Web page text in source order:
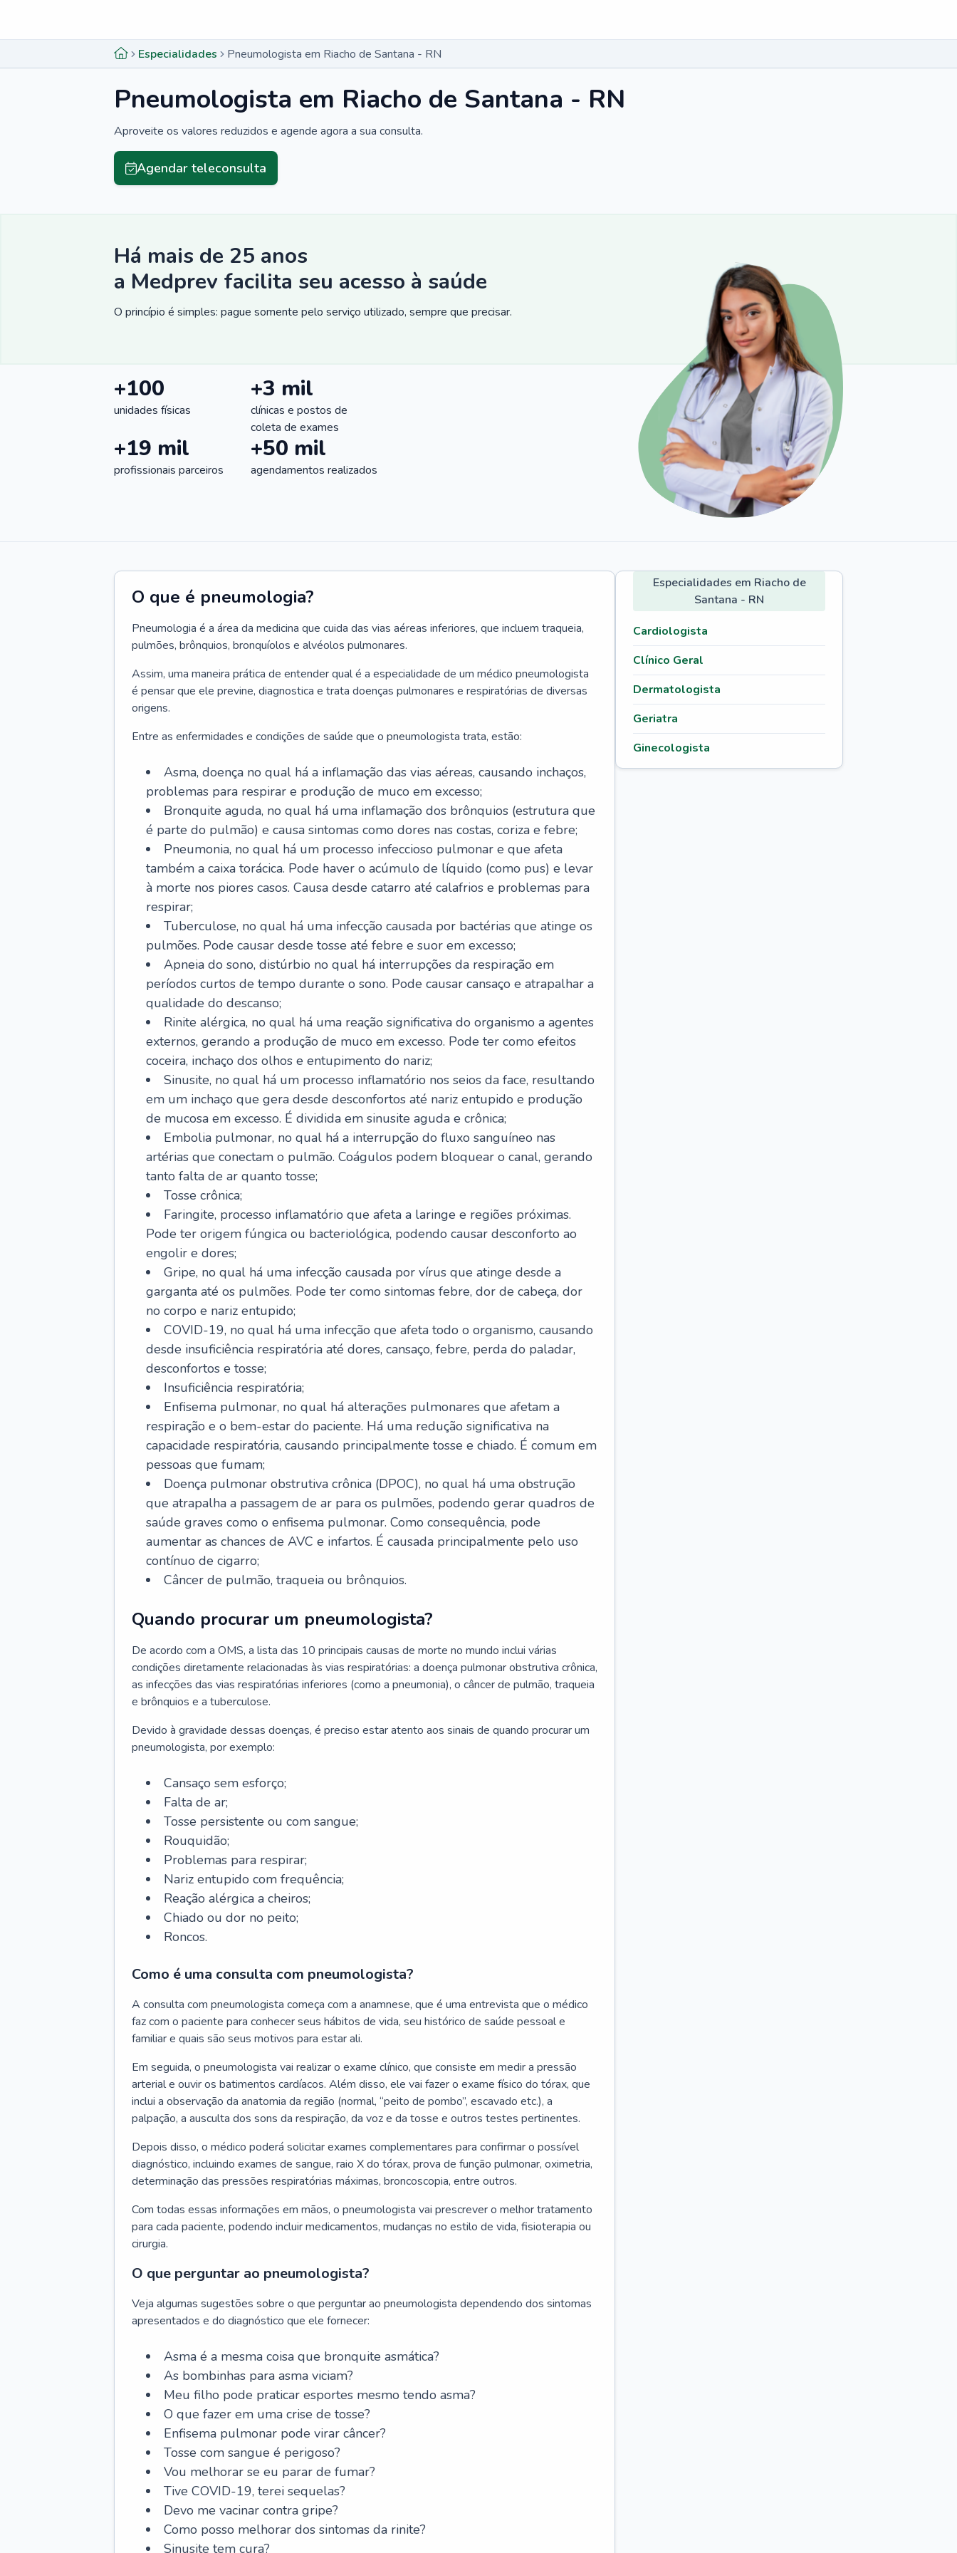
Especialidades Pneumologista em Riacho de Santana - RN
Pneumologista em Riacho de Santana - RN
Aproveite os valores reduzidos e agende agora a sua consulta.
Agendar teleconsulta
Há mais de 25 anos
a Medprev facilita seu acesso à saúde
O princípio é simples: pague somente pelo serviço utilizado, sempre que precisar.
+100
unidades físicas
+3 mil
clínicas e postos de
coleta de exames
+19 mil
profissionais parceiros
+50 mil
agendamentos realizados
O que é pneumologia?
Pneumologia é a área da medicina que cuida das vias aéreas inferiores, que incluem traqueia,
pulmões, brônquios, bronquíolos e alvéolos pulmonares.
Assim, uma maneira prática de entender qual é a especialidade de um médico pneumologista
é pensar que ele previne, diagnostica e trata doenças pulmonares e respiratórias de diversas
origens.
Entre as enfermidades e condições de saúde que o pneumologista trata, estão:
Asma, doença no qual há a inflamação das vias aéreas, causando inchaços,
problemas para respirar e produção de muco em excesso;
Bronquite aguda, no qual há uma inflamação dos brônquios (estrutura que
é parte do pulmão) e causa sintomas como dores nas costas, coriza e febre;
Pneumonia, no qual há um processo infeccioso pulmonar e que afeta
também a caixa torácica. Pode haver o acúmulo de líquido (como pus) e levar
à morte nos piores casos. Causa desde catarro até calafrios e problemas para
respirar;
Tuberculose, no qual há uma infecção causada por bactérias que atinge os
pulmões. Pode causar desde tosse até febre e suor em excesso;
Apneia do sono, distúrbio no qual há interrupções da respiração em
períodos curtos de tempo durante o sono. Pode causar cansaço e atrapalhar a
qualidade do descanso;
Rinite alérgica, no qual há uma reação significativa do organismo a agentes
externos, gerando a produção de muco em excesso. Pode ter como efeitos
coceira, inchaço dos olhos e entupimento do nariz;
Sinusite, no qual há um processo inflamatório nos seios da face, resultando
em um inchaço que gera desde desconfortos até nariz entupido e produção
de mucosa em excesso. É dividida em sinusite aguda e crônica;
Embolia pulmonar, no qual há a interrupção do fluxo sanguíneo nas
artérias que conectam o pulmão. Coágulos podem bloquear o canal, gerando
tanto falta de ar quanto tosse;
Tosse crônica;
Faringite, processo inflamatório que afeta a laringe e regiões próximas.
Pode ter origem fúngica ou bacteriológica, podendo causar desconforto ao
engolir e dores;
Gripe, no qual há uma infecção causada por vírus que atinge desde a
garganta até os pulmões. Pode ter como sintomas febre, dor de cabeça, dor
no corpo e nariz entupido;
COVID-19, no qual há uma infecção que afeta todo o organismo, causando
desde insuficiência respiratória até dores, cansaço, febre, perda do paladar,
desconfortos e tosse;
Insuficiência respiratória;
Enfisema pulmonar, no qual há alterações pulmonares que afetam a
respiração e o bem-estar do paciente. Há uma redução significativa na
capacidade respiratória, causando principalmente tosse e chiado. É comum em
pessoas que fumam;
Doença pulmonar obstrutiva crônica (DPOC), no qual há uma obstrução
que atrapalha a passagem de ar para os pulmões, podendo gerar quadros de
saúde graves como o enfisema pulmonar. Como consequência, pode
aumentar as chances de AVC e infartos. É causada principalmente pelo uso
contínuo de cigarro;
Câncer de pulmão, traqueia ou brônquios.
Quando procurar um pneumologista?
De acordo com a OMS, a lista das 10 principais causas de morte no mundo inclui várias
condições diretamente relacionadas às vias respiratórias: a doença pulmonar obstrutiva crônica,
as infecções das vias respiratórias inferiores (como a pneumonia), o câncer de pulmão, traqueia
e brônquios e a tuberculose.
Devido à gravidade dessas doenças, é preciso estar atento aos sinais de quando procurar um
pneumologista, por exemplo:
Cansaço sem esforço;
Falta de ar;
Tosse persistente ou com sangue;
Rouquidão;
Problemas para respirar;
Nariz entupido com frequência;
Reação alérgica a cheiros;
Chiado ou dor no peito;
Roncos.
Como é uma consulta com pneumologista?
A consulta com pneumologista começa com a anamnese, que é uma entrevista que o médico
faz com o paciente para conhecer seus hábitos de vida, seu histórico de saúde pessoal e
familiar e quais são seus motivos para estar ali.
Em seguida, o pneumologista vai realizar o exame clínico, que consiste em medir a pressão
arterial e ouvir os batimentos cardíacos. Além disso, ele vai fazer o exame físico do tórax, que
inclui a observação da anatomia da região (normal, “peito de pombo”, escavado etc.), a
palpação, a ausculta dos sons da respiração, da voz e da tosse e outros testes pertinentes.
Depois disso, o médico poderá solicitar exames complementares para confirmar o possível
diagnóstico, incluindo exames de sangue, raio X do tórax, prova de função pulmonar, oximetria,
determinação das pressões respiratórias máximas, broncoscopia, entre outros.
Com todas essas informações em mãos, o pneumologista vai prescrever o melhor tratamento
para cada paciente, podendo incluir medicamentos, mudanças no estilo de vida, fisioterapia ou
cirurgia.
O que perguntar ao pneumologista?
Veja algumas sugestões sobre o que perguntar ao pneumologista dependendo dos sintomas
apresentados e do diagnóstico que ele fornecer:
Asma é a mesma coisa que bronquite asmática?
As bombinhas para asma viciam?
Meu filho pode praticar esportes mesmo tendo asma?
O que fazer em uma crise de tosse?
Enfisema pulmonar pode virar câncer?
Tosse com sangue é perigoso?
Vou melhorar se eu parar de fumar?
Tive COVID-19, terei sequelas?
Devo me vacinar contra gripe?
Como posso melhorar dos sintomas da rinite?
Sinusite tem cura?
Especialidades em Riacho de
Santana - RN
Cardiologista
Clínico Geral
Dermatologista
Geriatra
Ginecologista